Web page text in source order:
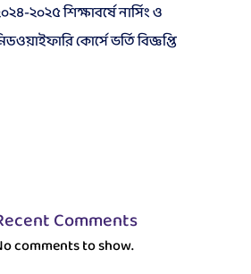
২০২৫ শিক্ষাবর্ষে নার্সিং ও
কোর্সে ভর্তি বিজ্ঞপ্তি
Comments
comments to show.